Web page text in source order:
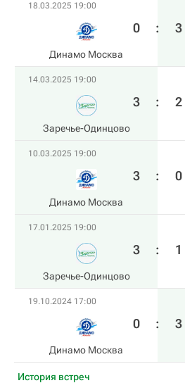
18.03.2025 19:00
Динамо Москва
0 : 3
14.03.2025 19:00
Заречье-Одинцово
3 : 2
10.03.2025 19:00
Динамо Москва
3 : 0
17.01.2025 19:00
Заречье-Одинцово
3 : 1
19.10.2024 17:00
Динамо Москва
0 : 3
История встреч